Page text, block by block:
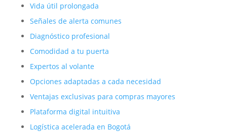
Vida útil prolongada
Señales de alerta comunes
Diagnóstico profesional
Comodidad a tu puerta
Expertos al volante
Opciones adaptadas a cada necesidad
Ventajas exclusivas para compras mayores
Plataforma digital intuitiva
Logística acelerada en Bogotá